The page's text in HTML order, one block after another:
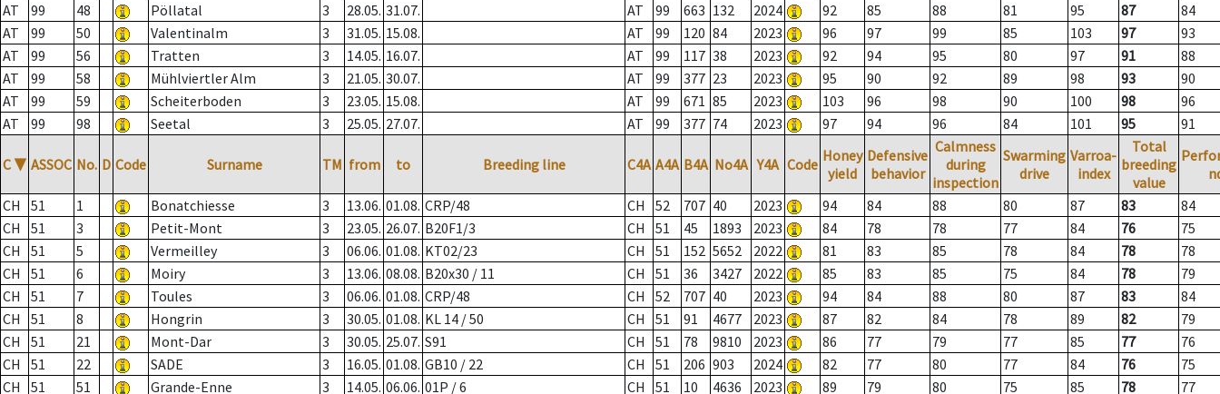
AT
99 48 Pöllatal 3 28.05. 31.07. AT 99 663 132 2024 92 85 88 81 95 87
84
AT
99 50 Valentinalm 3 31.05. 15.08. AT 99 120 84 2023 96 97 99 85 103 97
93
AT
99 56 Tratten 3 14.05. 16.07. AT 99 117 38 2023 92 94 95 80 97 91
88
AT
99 58 Mühlviertler Alm 3 21.05. 30.07. AT 99 377 23 2023 95 90 92 89 98 93
90
AT
99 59 Scheiterboden 3 23.05. 15.08. AT 99 671 85 2023 103 96 98 90 100 98
96
AT
99 98 Seetal 3 25.05. 27.07. AT 99 377 74 2023 97 94 96 84 101 95 91
C ▼ ASSOC No. D Code Surname TM from to Breeding line C4A A4A B4A No4A Y4A Code Honey
yield
Defensive
behavior
Calmness
during
inspection
Swarming
drive
Varroa-
index
Total
breeding
value
CH
51 1 Bonatchiesse 3 13.06. 01.08. CRP/48 CH 52 707 40 2023 94 84 88 80 87 83
84
CH
51 3 Petit-Mont 3 23.05. 26.07. B20F1/3 CH 51 45 1893 2023 84 78 78 77 84 76
75
CH
51 5 Vermeilley 3 06.06. 01.08. KT02/23 CH 51 152 5652 2022 81 83 85 78 84 78
78
CH
51 6 Moiry 3 13.06. 08.08. B20x30 / 11 CH 51 36 3427 2022 85 83 85 75 84 78
79
CH
51 7 Toules 3 06.06. 01.08. CRP/48 CH 52 707 40 2023 94 84 88 80 87 83
84
CH
51 8 Hongrin 3 30.05. 01.08. KL 14 / 50 CH 51 91 4677 2023 87 82 84 78 89 82
79
CH
51 21 Mont-Dar 3 30.05. 25.07. S91 CH 51 78 9810 2023 86 77 79 77 85 77
76
CH
51 22 SADE 3 16.05. 01.08. GB10 / 22 CH 51 206 903 2024 82 77 80 77 84 76
75
CH
51 51 Grande-Enne 3 14.05. 06.06. 01P / 6 CH 51 10 4636 2023 89 79 80 75 85 78 77